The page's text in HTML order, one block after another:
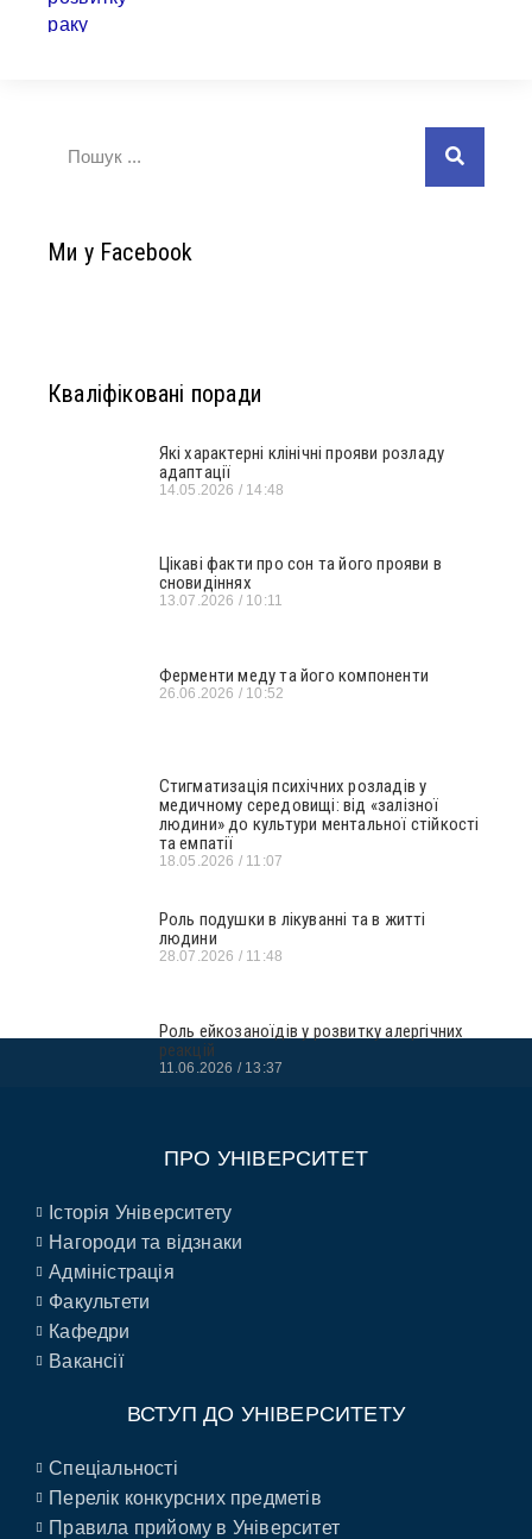
Ми у Facebook
Кваліфіковані поради
Які характерні клінічні прояви розладу
адаптації
14.05.2026 14:48
Цікаві факти про сон та його прояви в
сновидіннях
13.07.2026 10:11
Ферменти меду та його компоненти
26.06.2026 10:52
Стигматизація психічних розладів у
медичному середовищі: від «залізної
людини» до культури ментальної стійкості
та емпатії
18.05.2026 11:07
Роль подушки в лікуванні та в житті
людини
28.07.2026 11:48
Роль ейкозаноїдів у розвитку алергічних
реакцій
11.06.2026 13:37
ПРО УНІВЕРСИТЕТ
Історія Університету
Нагороди та відзнаки
Адміністрація
Факультети
Кафедри
Вакансії
ВСТУП ДО УНІВЕРСИТЕТУ
Спеціальності
Перелік конкурсних предметів
Правила прийому в Університет